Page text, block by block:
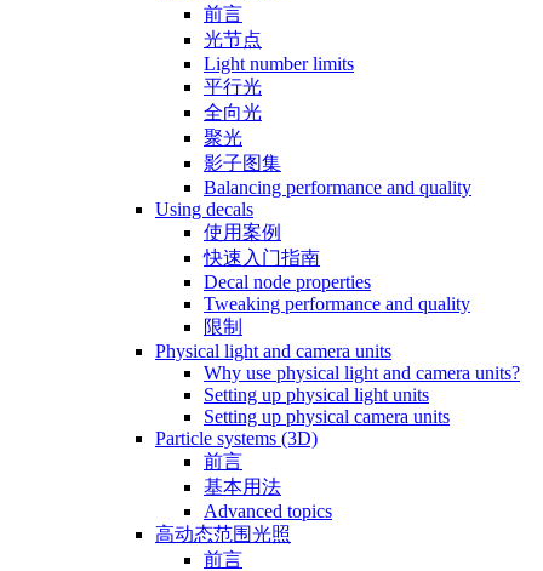
前言
光节点
Light number limits
平行光
全向光
聚光
影子图集
Balancing performance and quality
Using decals
使用案例
快速入门指南
Decal node properties
Tweaking performance and quality
限制
Physical light and camera units
Why use physical light and camera units?
Setting up physical light units
Setting up physical camera units
Particle systems (3D)
前言
基本用法
Advanced topics
高动态范围光照
前言